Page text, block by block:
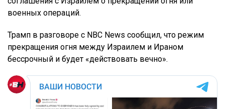
военных операций.
Трамп в разговоре с NBC News сообщил, что режим
прекращения огня между Израилем и Ираном
бессрочный и будет «действовать вечно».